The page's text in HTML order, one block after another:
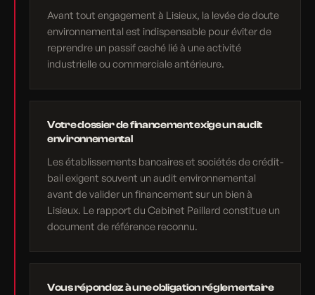
Avant tout engagement à Lisieux, la levée de doute
environnemental est indispensable pour éviter de
reprendre un passif caché lié à une activité
industrielle ou commerciale antérieure.
Votre dossier de financement exige un audit
environnemental
Les établissements bancaires et sociétés de crédit-
bail exigent souvent un audit environnemental
avant de valider un financement sur un bien à
Lisieux. Le rapport du Cabinet Paillard constitue un
document de référence reconnu.
Vous répondez à une obligation réglementaire